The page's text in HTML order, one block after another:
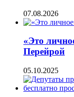
07.08.2026
«Это
Перейрой
05.10.2025